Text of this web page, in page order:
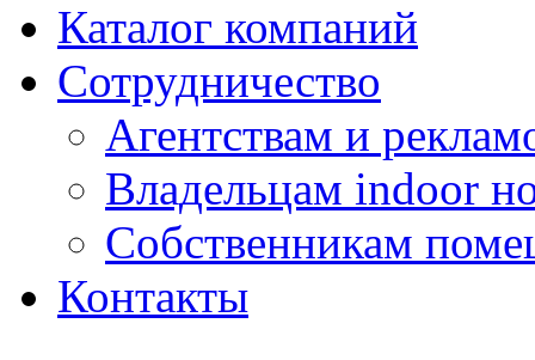
Каталог компаний
Сотрудничество
Агентствам и
Владельцам indoor
Собственникам
Контакты